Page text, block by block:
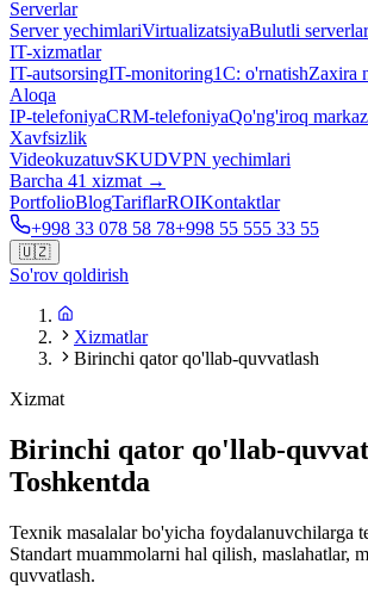
Serverlar
Server yechimlariVirtualizatsiyaBulutli serverlar
IT-xizmatlar
IT-autsorsingIT-monitoring1C: o'rnatishZaxira
Aloqa
IP-telefoniyaCRM-telefoniyaQo'ng'iroq
Xavfsizlik
VideokuzatuvSKUDVPN yechimlari
Barcha 41 xizmat →
PortfolioBlogTariflarROIKontaktlar
+998 33 078 58 78+998 55 555 33 55
🇺🇿
So'rov qoldirish
Xizmatlar
Birinchi qator qo'llab-quvvatlash
Xizmat
Birinchi qator qo'llab-
Toshkentda
Texnik masalalar bo'yicha foydalanuvchilarga
Standart muammolarni hal qilish, maslahatlar,
quvvatlash.